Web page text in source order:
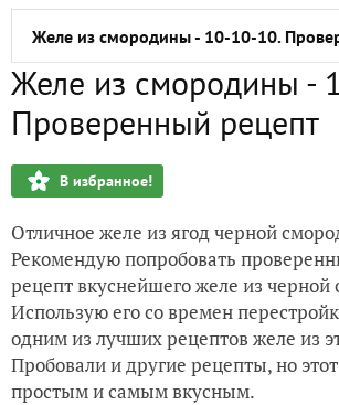
Желе из смородины - 10-10-10.
Потолочные полки, декорированные
Старый комод для белья:
А у нас гигантские канны
Кухонный диван: реставрация мехом
Всегда сажаем в теплицу томаты
Картина-панно из ненужных вещей -
Желе из смородины -
Проверенный рецепт
В избранное!
Отличное желе из ягод черной
Рекомендую попробовать
рецепт вкуснейшего желе из
Использую его со времен
одним из лучших рецептов желе из
Пробовали и другие рецепты, но
простым и самым вкусным.